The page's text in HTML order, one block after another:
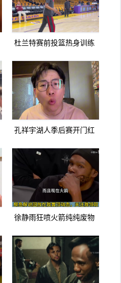
杜兰特赛前投篮热身训练
孔祥宇湖人季后赛开门红
根本不行
徐静雨狂喷火箭纯纯废物
打坑惨球队